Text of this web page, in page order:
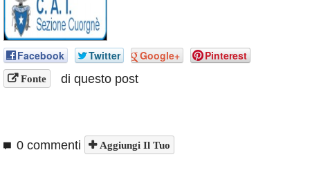
Annunci
Facebook Twitter Google+ Pinterest
Fonte di questo post
0 commenti Aggiungi Il Tuo